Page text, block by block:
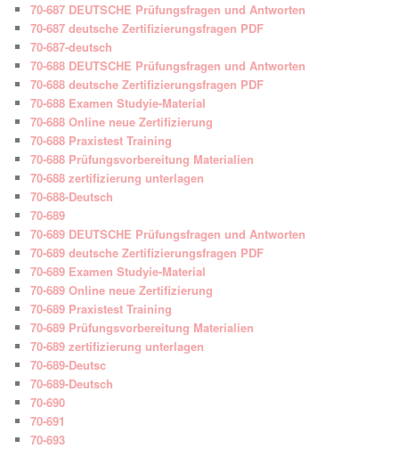
70-687 DEUTSCHE Prüfungsfragen und Antworten
70-687 deutsche Zertifizierungsfragen PDF
70-687-deutsch
70-688 DEUTSCHE Prüfungsfragen und Antworten
70-688 deutsche Zertifizierungsfragen PDF
70-688 Examen Studyie-Material
70-688 Online neue Zertifizierung
70-688 Praxistest Training
70-688 Prüfungsvorbereitung Materialien
70-688 zertifizierung unterlagen
70-688-Deutsch
70-689
70-689 DEUTSCHE Prüfungsfragen und Antworten
70-689 deutsche Zertifizierungsfragen PDF
70-689 Examen Studyie-Material
70-689 Online neue Zertifizierung
70-689 Praxistest Training
70-689 Prüfungsvorbereitung Materialien
70-689 zertifizierung unterlagen
70-689-Deutsc
70-689-Deutsch
70-690
70-691
70-693